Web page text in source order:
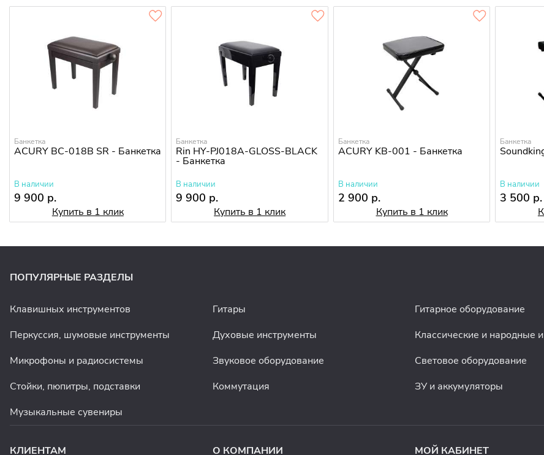
Банкетка
ACURY BC-018B SR - Банкетка
В наличии
9 900 р.
Купить в 1 клик
Банкетка
Rin HY-PJ018A-GLOSS-BLACK
- Банкетка
В наличии
9 900 р.
Купить в 1 клик
Банкетка
ACURY KB-001 - Банкетка
В наличии
2 900 р.
Купить в 1 клик
Банкетка
В наличии
3 500 р.
ПОПУЛЯРНЫЕ РАЗДЕЛЫ
Клавишных инструментов Гитары Гитарное оборудование
Перкуссия, шумовые инструменты
Духовые инструменты Классические и народные
Микрофоны и радиосистемы
Звуковое оборудование Световое оборудование
Стойки, пюпитры, подставки
Коммутация ЗУ и аккумуляторы
Музыкальные сувениры
КЛИЕНТАМ О КОМПАНИИ МОЙ КАБИНЕТ